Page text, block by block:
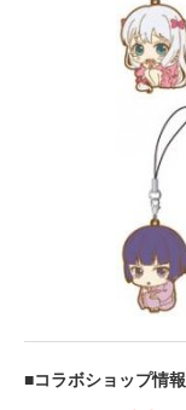
■コラボショップ情報